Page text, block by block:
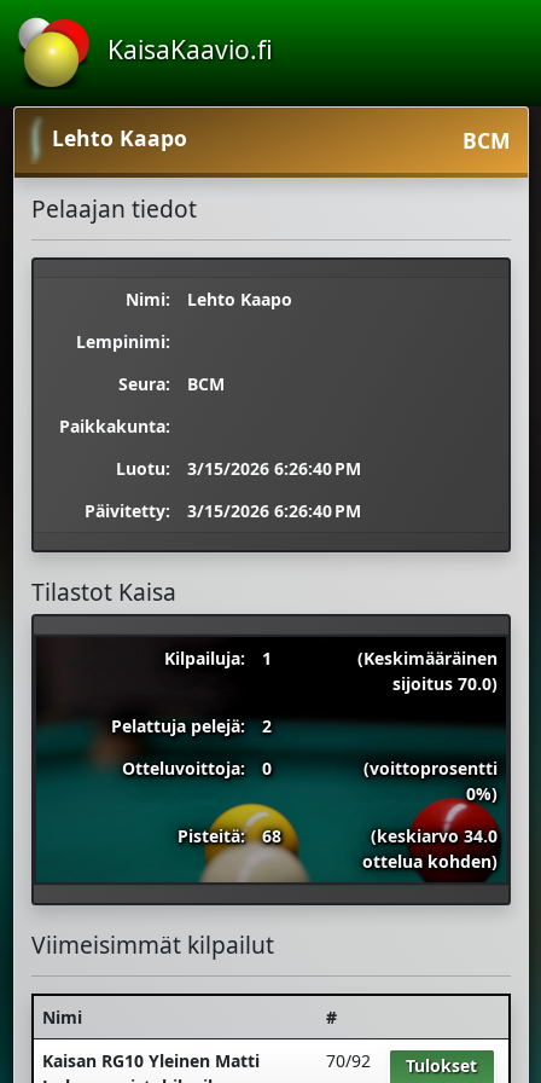
KaisaKaavio.fi
Lehto Kaapo BCM
Pelaajan tiedot
Nimi:
Lehto Kaapo
Lempinimi:
Seura:
BCM
Paikkakunta:
Luotu:
3/15/2026 6:26:40 PM
Päivitetty:
3/15/2026 6:26:40 PM
Tilastot Kaisa
Kilpailuja: 1
(Keskimääräinen
sijoitus 70.0)
Pelattuja pelejä:
2
Otteluvoittoja:
0
(voittoprosentti
0%)
Pisteitä:
68
(keskiarvo 34.0
ottelua kohden)
Viimeisimmät kilpailut
Nimi
#
Kaisan RG10 Yleinen Matti
70/92 Tulokset